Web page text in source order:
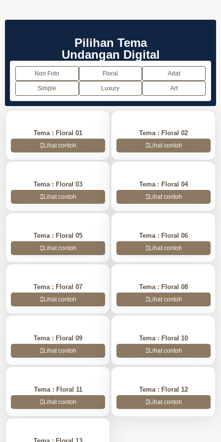
Pilihan Tema
Undangan Digital
Non Foto Floral Adat
Simple Luxury Art
Tema : Floral 01
Lihat contoh
Tema : Floral 02
Lihat contoh
Tema : Floral 03
Lihat contoh
Tema : Floral 04
Lihat contoh
Tema : Floral 05
Lihat contoh
Tema : Floral 06
Lihat contoh
Tema : Floral 07
Lihat contoh
Tema : Floral 08
Lihat contoh
Tema : Floral 09
Lihat contoh
Tema : Floral 10
Lihat contoh
Tema : Floral 11
Lihat contoh
Tema : Floral 12
Lihat contoh